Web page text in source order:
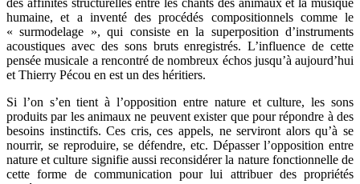
humaine, et a inventé des procédés compositionnels comme le
« surmodelage », qui consiste en la superposition d’instruments
acoustiques avec des sons bruts enregistrés. L’influence de cette
pensée musicale a rencontré de nombreux échos jusqu’à aujourd’hui
et Thierry Pécou en est un des héritiers.
Si l’on s’en tient à l’opposition entre nature et culture, les sons
produits par les animaux ne peuvent exister que pour répondre à des
besoins instinctifs. Ces cris, ces appels, ne serviront alors qu’à se
nourrir, se reproduire, se défendre, etc. Dépasser l’opposition entre
nature et culture signifie aussi reconsidérer la nature fonctionnelle de
cette forme de communication pour lui attribuer des propriétés